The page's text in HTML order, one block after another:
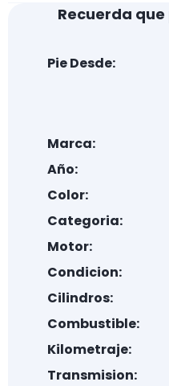
Recuerda
Pie Desde:
Marca:
Año:
Color:
Categoria:
Motor:
Condicion:
Cilindros:
Combustible:
Kilometraje:
Transmision: